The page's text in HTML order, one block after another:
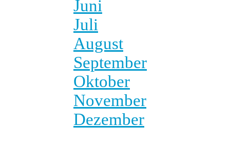
Juni
Juli
August
September
Oktober
November
Dezember